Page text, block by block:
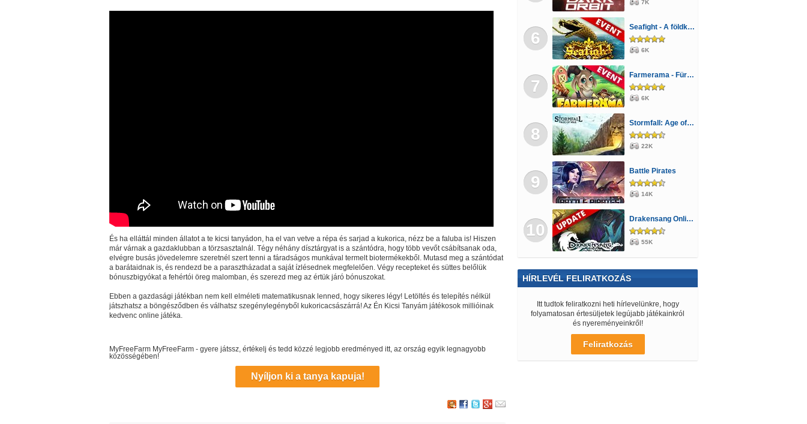
És ha elláttál minden állatot a te kicsi tanyádon, ha el van vetve a répa és sarjad a kukorica, nézz be a faluba is! Hiszen
már várnak a gazdaklubban a törzsasztalnál. Tégy néhány dísztárgyat is a szántódra, hogy több vevőt csábítsanak oda,
elvégre busás jövedelemre szeretnél szert tenni a fáradságos munkával termelt biotermékekből. Mutasd meg a szántódat
a barátaidnak is, és rendezd be a parasztházadat a saját ízlésednek megfelelően. Végy recepteket és süttes belőlük
bónuszbigyókat a fehértói öreg malomban, és szerezd meg az értük járó bónuszokat.
Ebben a gazdasági játékban nem kell elméleti matematikusnak lenned, hogy sikeres légy! Letöltés és telepítés nélkül
játszhatsz a böngésződben és válhatsz szegénylegényből kukoricacsászárrá! Az Én Kicsi Tanyám játékosok millióinak
kedvenc online játéka.
MyFreeFarm - gyere játssz, értékelj és tedd közzé legjobb eredményed itt, az ország egyik legnagyobb
MyFreeFarm
közösségében!
Nyíljon ki a tanya kapuja!
7K
6
Seafight - A földkígyó éve
6K
7
Farmerama - Fürge takarító
6K
8
Stormfall: Age of War
22K
9
Battle Pirates
14K
10
Drakensang Online - A Halhatatlanok árnya
55K
HÍRLEVÉL FELIRATKOZÁS
Itt tudtok feliratkozni heti hírlevelünkre, hogy
folyamatosan értesüljetek legújabb játékainkról
és nyereményeinkről!
Feliratkozás